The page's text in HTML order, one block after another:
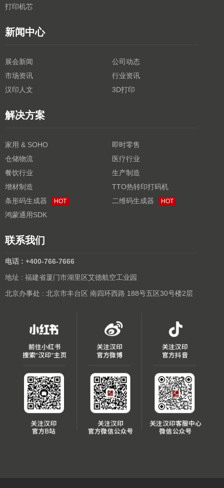
打印机芯
新闻中心
展会新闻
公司动态
市场资讯
行业资讯
汉印人文
3D打印
解决方案
家用 & SOHO
即时零售
仓储物流
医疗行业
餐饮行业
生产制造
增材制造
TTO热转印打码机
条形码生成器
HOT 二维码生成器 HOT
鸿蒙通用SDK
联系我们
电话 : +400-766-7666
地址 : 福建省厦门市湖里区艾德航空工业园
北京办事处 : 北京市丰台区 南四环西路 188号五区30号楼2层